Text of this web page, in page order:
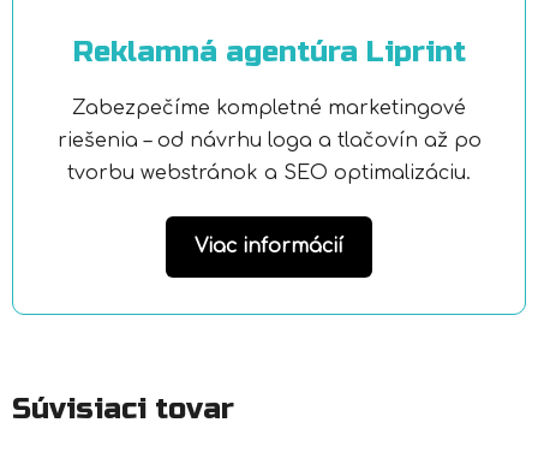
Reklamná agentúra Liprint
Zabezpečíme kompletné marketingové
riešenia – od návrhu loga a tlačovín až po
tvorbu webstránok a SEO optimalizáciu.
Viac informácií
Súvisiaci tovar